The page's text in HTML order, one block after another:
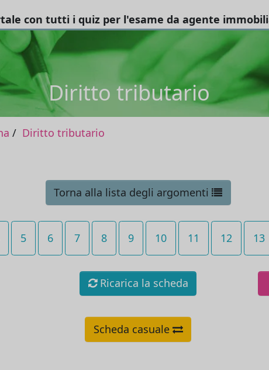
con tutti i quiz per l'esame da agente
Diritto tributario
Diritto tributario
Torna alla lista degli argomenti
5 6 7 8 9 10 11 12 13
Ricarica la scheda
Scheda casuale